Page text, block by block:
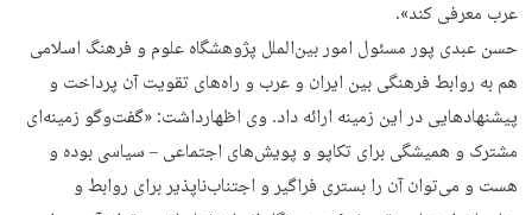
عرب معرفی کند».
حسن عبدی پور مسئول امور بین‌الملل پژوهشگاه علوم و فرهنگ اسلامی
هم به روابط فرهنگی بین ایران و عرب و راه‌های تقویت آن پرداخت و
پیشنهادهایی در این زمینه ارائه داد. وی اظهارداشت: «گفت‌وگو زمینه‌ای
مشترک و همیشگی برای تکاپو و پویش‌های اجتماعی – سیاسی بوده و
هست و می‌توان آن را بستری فراگیر و اجتناب‌ناپذیر برای روابط و